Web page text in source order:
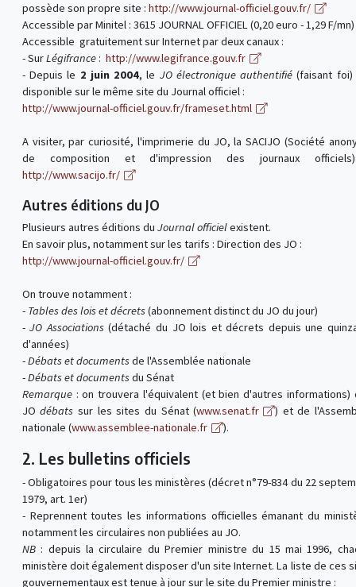
possède son propre site : http://www.journal-officiel.gouv.fr/
Accessible par Minitel : 3615 JOURNAL OFFICIEL (0,20 euro - 1,29 F/mn)
Accessible gratuitement sur Internet par deux canaux :
- SurLégifrance: http://www.legifrance.gouv.fr
- Depuis le 2 juin 2004, le JO électronique authentifié (faisant
disponible sur le même site du Journal officiel :
http://www.journal-officiel.gouv.fr/frameset.html
A visiter, par curiosité, l'imprimerie du JO, la SACIJO (Société
de composition et d'impression des journaux
http://www.sacijo.fr/
Autres éditions du JO
Plusieurs autres éditions du Journal officielexistent.
En savoir plus, notamment sur les tarifs : Direction des JO :
http://www.journal-officiel.gouv.fr/
On trouve notamment :
- Tables des lois et décrets (abonnement distinct du JO du jour)
-JO Associations (détaché du JO lois et décrets depuis une
d'années)
-Débats et documents de l'Assemblée nationale
-Débats et documents du Sénat
Remarque: on trouvera l'équivalent (et bien d'autres informations)
JOdébats sur les sites du Sénat (www.senat.fr
) et de
nationale (www.assemblee-nationale.fr ).
2. Les bulletins officiels
- Obligatoires pour tous les ministères (décret n°79-834 du 22
1979, art. 1er)
- Reprennent toutes les informations officielles émanant du
notamment les circulaires non publiées au JO.
NB: depuis la circulaire du Premier ministre du 15 mai 1996,
ministère doit également disposer d'un site Internet. La liste de ces
gouvernementaux est tenue à jour sur le site du Premier ministre :